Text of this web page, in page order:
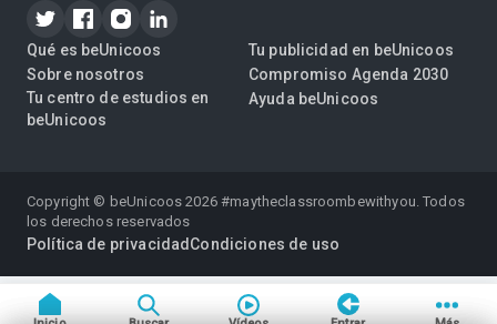
Qué es beUnicoos
Sobre nosotros
Tu centro de estudios en
beUnicoos
Tu publicidad en beUnicoos
Compromiso Agenda 2030
Ayuda beUnicoos
Copyright © beUnicoos2026#maytheclassroombewithyou. Todos
los derechos reservados
Política de privacidad Condiciones de uso